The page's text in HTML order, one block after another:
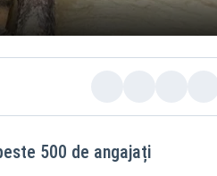
500 de angajați